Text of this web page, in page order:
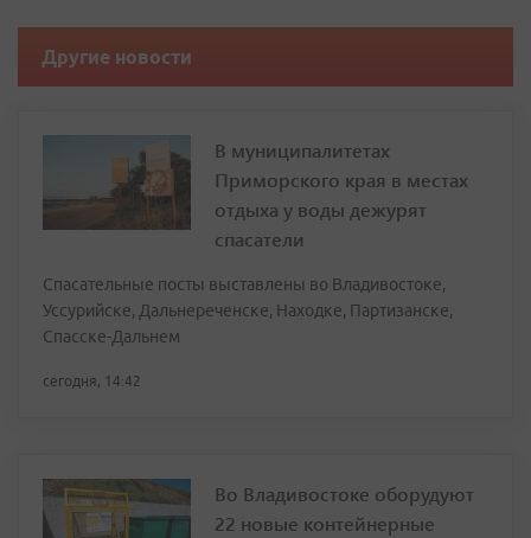
Другие новости
В муниципалитетах
Приморского края в местах
отдыха у воды дежурят
спасатели
Спасательные посты выставлены во Владивостоке,
Уссурийске, Дальнереченске, Находке, Партизанске,
Спасске-Дальнем
сегодня, 14:42
Во Владивостоке оборудуют
22 новые контейнерные